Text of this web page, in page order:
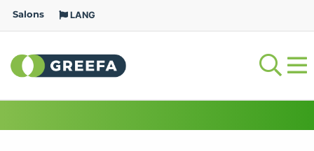
Salons LANG